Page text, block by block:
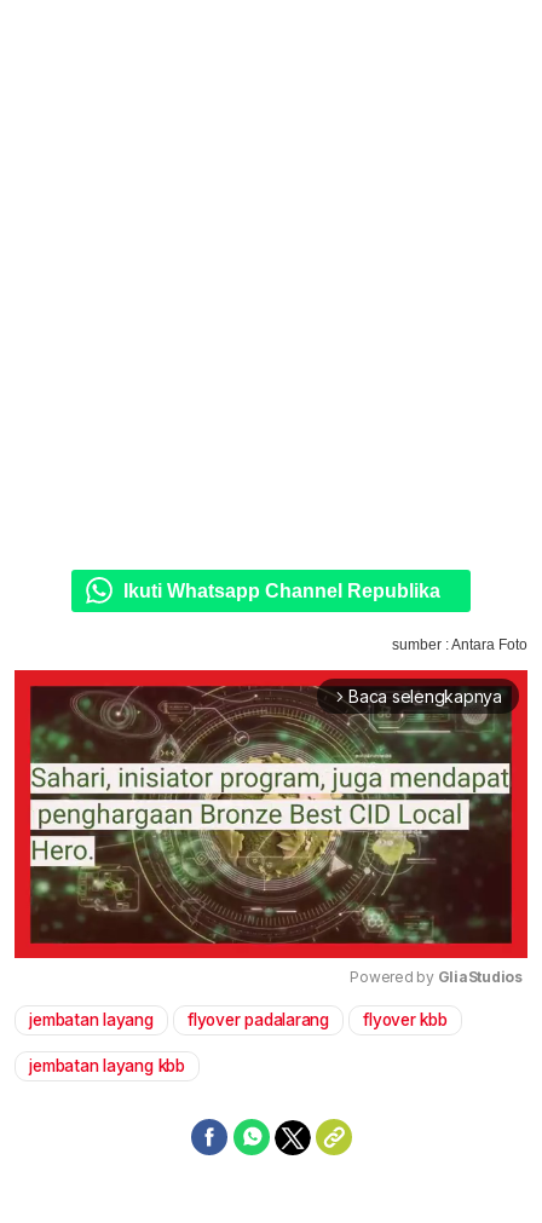
Ikuti Whatsapp Channel Republika
sumber : Antara Foto
arrow_forward_ios Baca selengkapnya
Mute
Powered by GliaStudios
jembatan layang flyover padalarang flyover kbb
jembatan layang kbb